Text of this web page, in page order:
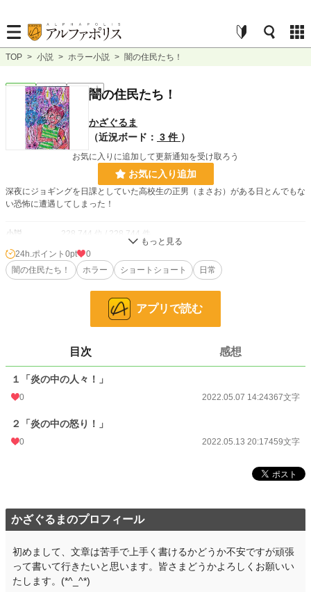
TOP > 小説 > ホラー小説 > 闇の住民たち！
ホラー 連載中 ｼｮｰﾄｼｮｰﾄ闇の住民たち！
かざぐるま
（近況ボード： 3 件 ）
お気に入りに追加して更新通知を受け取ろう
お気に入り追加
深夜にジョギングを日課としていた高校生の正男（まさお）がある日とんでもな
い恐怖に遭遇してしまった！
小説 228,744 位 / 228,744 件
ホラー 8,503 位 / 8,503 件
お気に入り 0
2022.05.13 20:17
初回公開日時 2022.05.07 14:24
月間ポイント 0 pt (228,744 位)
24h.ポイント 0pt
0
闇の住民たち！
ホラー ショートショート 日常
アプリで読む
目次 感想
１「炎の中の人々！」
0 2022.05.07 14:24367文字
２「炎の中の怒り！」
0 2022.05.13 20:17459文字
かざぐるまのプロフィール
初めまして、文章は苦手で上手く書けるかどうか不安ですが頑張
って書いて行きたいと思います。皆さまどうかよろしくお願いい
たします。(*^_^*)